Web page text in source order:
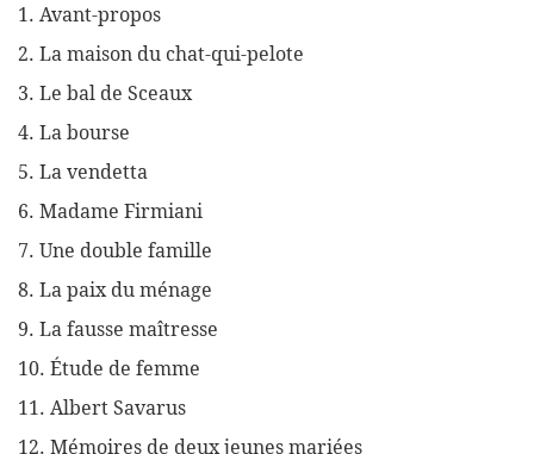
1. Avant-propos
2. La maison du chat-qui-pelote
3. Le bal de Sceaux
4. La bourse
5. La vendetta
6. Madame Firmiani
7. Une double famille
8. La paix du ménage
9. La fausse maîtresse
10. Étude de femme
11. Albert Savarus
12. Mémoires de deux jeunes mariées